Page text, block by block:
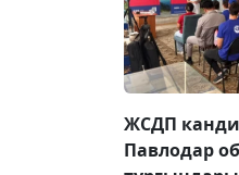
ЖСДП
Павлодар